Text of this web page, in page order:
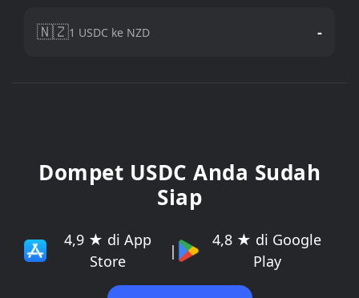
🇳🇿1 USDC ke NZD -
Dompet USDC Anda Sudah
Siap
4,9 ★ di App
Store
|
4,8 ★ di Google
Play